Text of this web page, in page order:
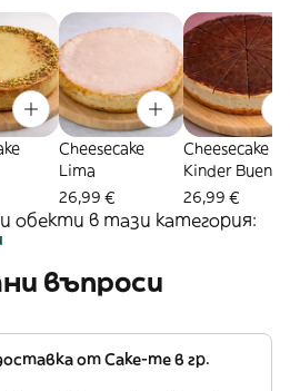
Cheesecake
Lima
26,99 €
Cheesecake
Kinder Bueno
26,99 €
обекти в тази категория:
въпроси
от Cake-me в гр.